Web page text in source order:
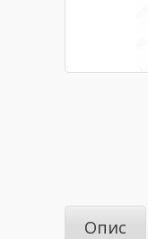
Опис